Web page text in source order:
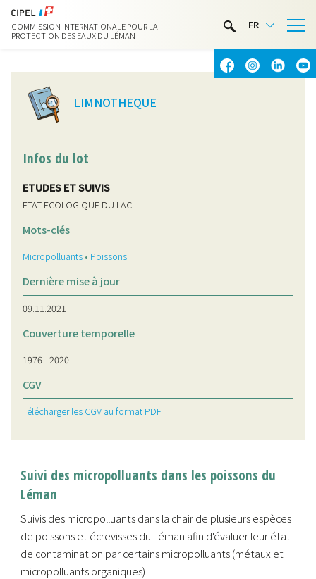
COMMISSION INTERNATIONALE POUR LA
PROTECTION DES EAUX DU LÉMAN
FR
LIMNOTHÈQUE
ACTIVITÉS NAUTIQUES
LIMNOTHEQUE
Infos du lot
ETUDES ET SUIVIS
ETAT ECOLOGIQUE DU LAC
Mots-clés
Micropolluants • Poissons
Dernière mise à jour
09.11.2021
Couverture temporelle
1976 - 2020
CGV
Télécharger les CGV au format PDF
Suivi des micropolluants dans les poissons du
Léman
Suivis des micropolluants dans la chair de plusieurs espèces
de poissons et écrevisses du Léman afin d'évaluer leur état
de contamination par certains micropolluants (métaux et
micropolluants organiques)